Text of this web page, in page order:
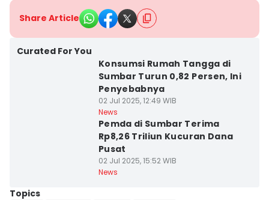
Share Article
Curated For You
Konsumsi Rumah Tangga di
Sumbar Turun 0,82 Persen, Ini
Penyebabnya
02 Jul 2025, 12:49 WIB
News
Pemda di Sumbar Terima
Rp8,26 Triliun Kucuran Dana
Pusat
02 Jul 2025, 15:52 WIB
News
Topics